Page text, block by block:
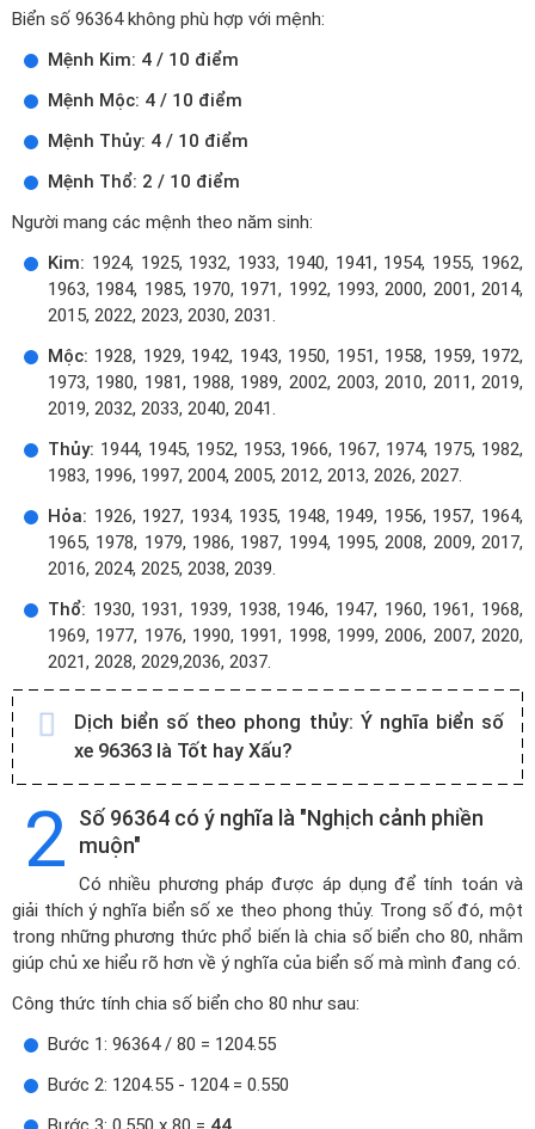
Biển số 96364 không phù hợp với mệnh:
Mệnh Kim: 4 / 10 điểm
Mệnh Mộc: 4 / 10 điểm
Mệnh Thủy: 4 / 10 điểm
Mệnh Thổ: 2 / 10 điểm
Người mang các mệnh theo năm sinh:
Kim: 1924, 1925, 1932, 1933, 1940, 1941, 1954, 1955, 1962,
1963, 1984, 1985, 1970, 1971, 1992, 1993, 2000, 2001, 2014,
2015, 2022, 2023, 2030, 2031.
Mộc: 1928, 1929, 1942, 1943, 1950, 1951, 1958, 1959, 1972,
1973, 1980, 1981, 1988, 1989, 2002, 2003, 2010, 2011, 2019,
2019, 2032, 2033, 2040, 2041.
Thủy: 1944, 1945, 1952, 1953, 1966, 1967, 1974, 1975, 1982,
1983, 1996, 1997, 2004, 2005, 2012, 2013, 2026, 2027.
Hỏa: 1926, 1927, 1934, 1935, 1948, 1949, 1956, 1957, 1964,
1965, 1978, 1979, 1986, 1987, 1994, 1995, 2008, 2009, 2017,
2016, 2024, 2025, 2038, 2039.
Thổ: 1930, 1931, 1939, 1938, 1946, 1947, 1960, 1961, 1968,
1969, 1977, 1976, 1990, 1991, 1998, 1999, 2006, 2007, 2020,
2021, 2028, 2029,2036, 2037.
Dịch biển số theo phong thủy: Ý nghĩa biển số
xe 96363 là Tốt hay Xấu?
2
Số 96364 có ý nghĩa là "Nghịch cảnh phiền
muộn"
Có nhiều phương pháp được áp dụng để tính toán và
giải thích ý nghĩa biển số xe theo phong thủy. Trong số đó, một
trong những phương thức phổ biến là chia số biển cho 80, nhằm
giúp chủ xe hiểu rõ hơn về ý nghĩa của biển số mà mình đang có.
Công thức tính chia số biển cho 80 như sau:
Bước 1: 96364 / 80 = 1204.55
Bước 2: 1204.55 - 1204 = 0.550